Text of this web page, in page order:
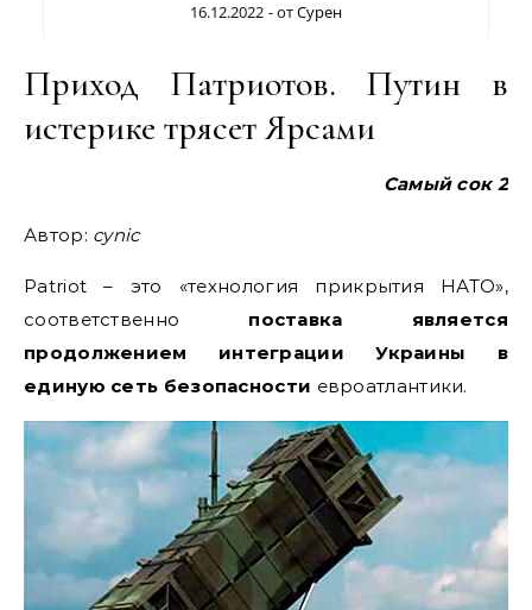
16.12.2022 - отСурен
Приход Патриотов. Путин в
истерике трясет Ярсами
Самый сок 2
Автор: cynic
Patriot – это «технология прикрытия НАТО»,
соответственно поставка является
продолжением интеграции Украины в
единую сеть безопасности евроатлантики.